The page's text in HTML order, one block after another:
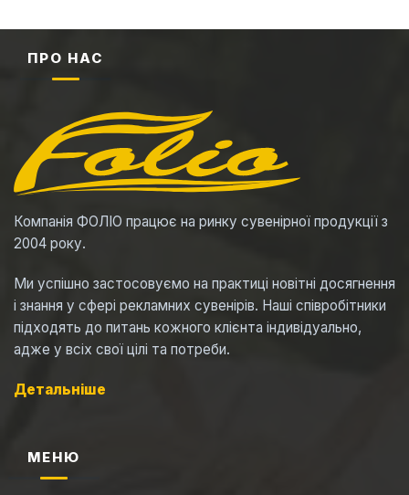
ПРО НАС
Компанія ФОЛІО працює на ринку сувенірної продукції з
2004 року.
Ми успішно застосовуємо на практиці новітні досягнення
і знання у сфері рекламних сувенірів. Наші співробітники
підходять до питань кожного клієнта індивідуально,
адже у всіх свої цілі та потреби.
Детальніше
МЕНЮ